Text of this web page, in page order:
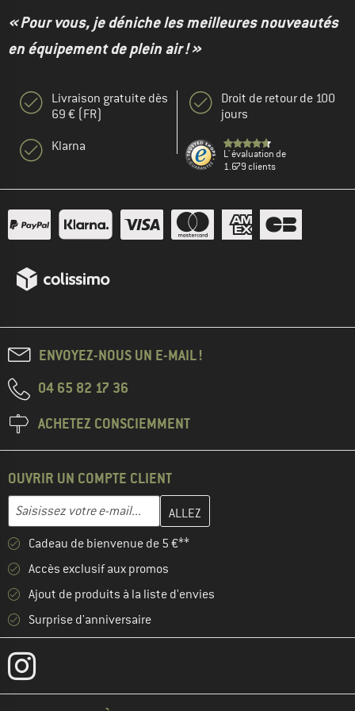
« Pour vous, je déniche les meilleures nouveautés
en équipement de plein air ! »
Livraison gratuite dès
69 € (FR)
Klarna
Droit de retour de 100
jours
L' évaluation de
1.679 clients
ENVOYEZ-NOUS UN E-MAIL !
04 65 82 17 36
ACHETEZ CONSCIEMMENT
OUVRIR UN COMPTE CLIENT
Adresse e-mail
Entrez votre adresse e-mail ici et créez votre compte client à la
Cadeau de bienvenue de 5 €**
Accès exclusif aux promos
Ajout de produits à la liste d'envies
Surprise d'anniversaire